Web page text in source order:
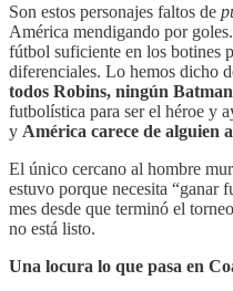
Son estos personajes faltos de
América mendigando por
fútbol suficiente en los botines
diferenciales. Lo hemos dicho
todos Robins, ningún
futbolística para ser el héroe y
y América carece de alguien
El único cercano al hombre
estuvo porque necesita “ganar
mes desde que terminó el
no está listo.
Una locura lo que pasa en